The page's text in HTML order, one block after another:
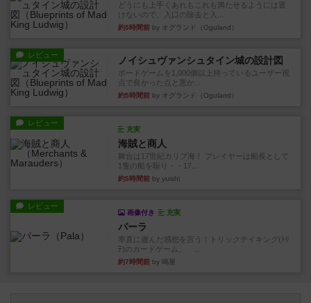
どうにも上手くあれもこれも満たせるようには置
けないので、入口の除去と入...
約5時間前 by オグランド（Oguland）
レビュー ノイシュヴァンシュタイン城の設計図
ボードゲームを1,000個以上持っているユーザー視
点で良かった点と悪か...
約5時間前 by オグランド（Oguland）
レビュー
充実
海賊と商人
舞台は17世紀カリブ海！ プレイヤーは船長として
1隻の船を駆り・・17...
約5時間前 by yuishi
レビュー
画像付き 充実
パーラ
率直に遊んだ感想を言う！トリックテイキング(ﾄﾘ
ﾃ)のカードゲーム。 ...
約7時間前 by 鳴屋